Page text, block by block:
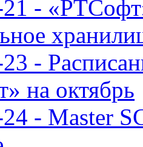
-
-
на октябрь
- Master